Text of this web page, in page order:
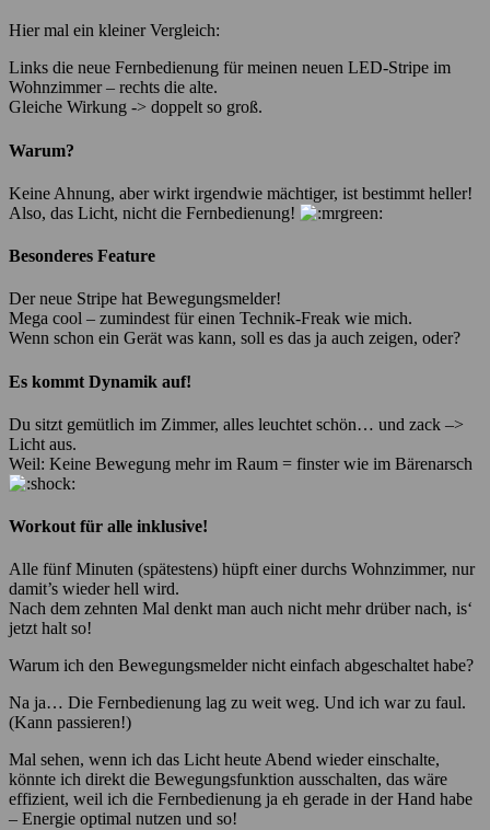
Hier mal ein kleiner Vergleich:
Links die neue Fernbedienung für meinen neuen LED-Stripe im
Wohnzimmer – rechts die alte.
Gleiche Wirkung -> doppelt so groß.
Warum?
Keine Ahnung, aber wirkt irgendwie mächtiger, ist bestimmt heller!
Also, das Licht, nicht die Fernbedienung!
Besonderes Feature
Der neue Stripe hat Bewegungsmelder!
Mega cool – zumindest für einen Technik-Freak wie mich.
Wenn schon ein Gerät was kann, soll es das ja auch zeigen, oder?
Es kommt Dynamik auf!
Du sitzt gemütlich im Zimmer, alles leuchtet schön… und zack –>
Licht aus.
Weil: Keine Bewegung mehr im Raum = finster wie im Bärenarsch
Workout für alle inklusive!
Alle fünf Minuten (spätestens) hüpft einer durchs Wohnzimmer, nur
damit’s wieder hell wird.
Nach dem zehnten Mal denkt man auch nicht mehr drüber nach, is‘
jetzt halt so!
Warum ich den Bewegungsmelder nicht einfach abgeschaltet habe?
Na ja… Die Fernbedienung lag zu weit weg. Und ich war zu faul.
(Kann passieren!)
Mal sehen, wenn ich das Licht heute Abend wieder einschalte,
könnte ich direkt die Bewegungsfunktion ausschalten, das wäre
effizient, weil ich die Fernbedienung ja eh gerade in der Hand habe
– Energie optimal nutzen und so!